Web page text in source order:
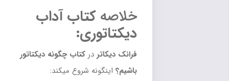
خلاصهکتابآداب
دیکتاتوری:
فرانک دیکاتردرکتاب چگونه دیکتاتور
اینگونه شروع میکند: